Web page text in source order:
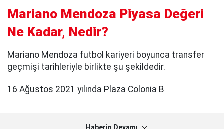
Mariano Mendoza Piyasa Değeri
Ne Kadar, Nedir?
Mariano Mendoza futbol kariyeri boyunca transfer
geçmişi tarihleriyle birlikte şu şekildedir.
16 Ağustos 2021 yılında Plaza Colonia B